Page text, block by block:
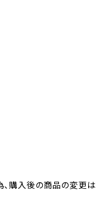
購入後の商品の変更は